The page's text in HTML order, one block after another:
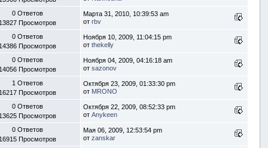
0 Ответов
Просмотров
Марта 31, 2010, 10:39:53 am
отrbv
0 Ответов
Просмотров
Ноября 10, 2009, 11:04:15 pm
отthekelly
0 Ответов
Просмотров
Ноября 04, 2009, 04:16:18 am
отsazonov
1 Ответов
Просмотров
Октября 23, 2009, 01:33:30 pm
от MRONO
0 Ответов
Просмотров
Октября 22, 2009, 08:52:33 pm
отAnykeen
0 Ответов
Просмотров
Мая 06, 2009, 12:53:54 pm
отzanskar